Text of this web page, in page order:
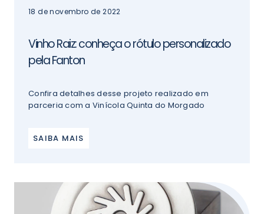
Vinho Raiz: conheça o rótulo personalizado
pela Fanton
18 de novembro de 2022
Confira detalhes desse projeto realizado em
parceria com a Vinícola Quinta do Morgado
SAIBA MAIS